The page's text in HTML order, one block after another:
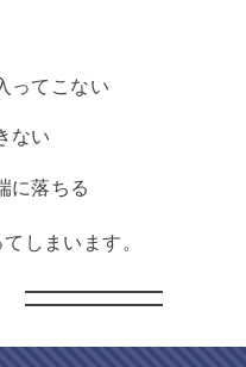
ってこない
ない
に落ちる
しまいます。